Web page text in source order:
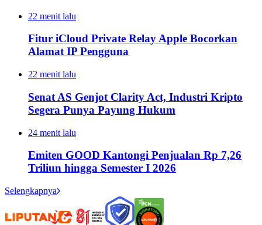
22 menit lalu
Fitur iCloud Private Relay Apple Bocorkan
Alamat IP Pengguna
22 menit lalu
Senat AS Genjot Clarity Act, Industri Kripto
Segera Punya Payung Hukum
24 menit lalu
Emiten GOOD Kantongi Penjualan Rp 7,26
Triliun hingga Semester I 2026
Selengkapnya